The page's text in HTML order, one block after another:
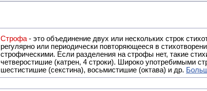
Строфа - это объединение двух или нескольких строк стихотворения, имеющих интонационное сходство или
регулярно или периодически повторяющееся в стихотворении. Большинство стихотворений делятся на строфы и т.о. являются
строфическими. Если разделения на строфы нет, такие стихи принято называть астрофическими. Самая популярная строфа в русской
четверостишие (катрен, 4 строки). Широко употребимыми
шестистишие (секстина), восьмистишие (октава) и др.